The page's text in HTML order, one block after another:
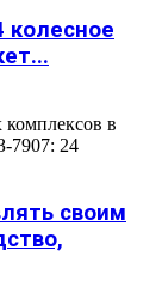
в
7907: 24
своим